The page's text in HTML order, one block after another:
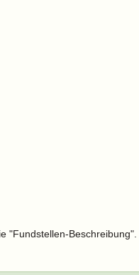
"Fundstellen-